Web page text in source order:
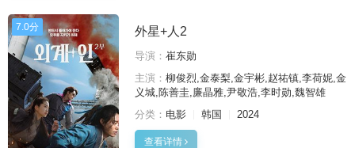
7.0分 外星+人2
导演： 崔东勋
主演： 柳俊烈,金泰梨,金宇彬,赵祐镇,李荷妮,金
义城,陈善圭,廉晶雅,尹敬浩,李时勋,魏智雄
分类： 电影 韩国 2024
查看详情